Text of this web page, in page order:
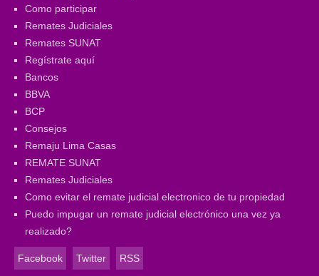
Como participar
Remates Judiciales
Remates SUNAT
Regístrate aquí
Bancos
BBVA
BCP
Consejos
Remaju Lima Casas
REMATE SUNAT
Remates Judiciales
Como evitar el remate judicial electronico de tu propiedad
Puedo impugar un remate judicial electrónico una vez ya
realizado?
Facebook Twitter RSS